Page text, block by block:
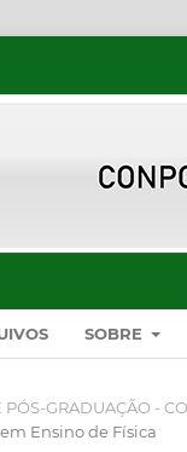
SOBRE
GRADUAÇÃO -
Ensino de Física